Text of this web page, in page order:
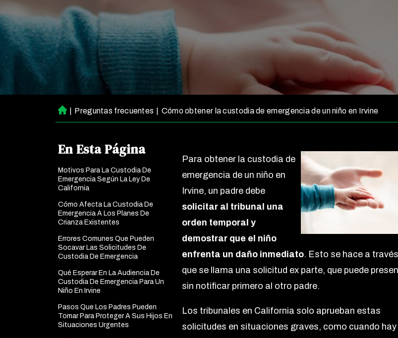
Ini
ci
Preguntas frecuentes Cómo obtener la custodia de emergencia de un niño en Irvine
En Esta Página
Motivos Para La Custodia De
Emergencia Según La Ley De
California
Cómo Afecta La Custodia De
Emergencia A Los Planes De
Crianza Existentes
Errores Comunes Que Pueden
Socavar Las Solicitudes De
Custodia De Emergencia
Qué Esperar En La Audiencia De
Custodia De Emergencia Para Un
Niño En Irvine
Pasos Que Los Padres Pueden
Tomar Para Proteger A Sus Hijos En
Situaciones Urgentes
Para obtener la custodia de
emergencia de un niño en
Irvine, un padre debe
solicitar al tribunal una
orden temporal y
demostrar que el niño
enfrenta un daño inmediato. Esto se hace a
que se llama una solicitud ex parte, que puede
sin notificar primero al otro padre.
Los tribunales en California solo aprueban estas
solicitudes en situaciones graves, como cuando hay